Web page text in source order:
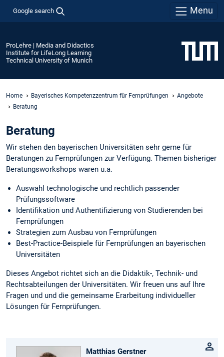
Google search Menu
ProLehre | Media and Didactics
Institute for LifeLong Learning
Technical University of Munich
Home Bayerisches Kompetenzzentrum für Fernprüfungen
Angebote
Beratung
Beratung
Wir stehen den bayerischen Universitäten sehr gerne für
Beratungen zu Fernprüfungen zur Verfügung. Themen bisheriger
Beratungsworkshops waren u.a.
Auswahl technologische und rechtlich passender
Prüfungssoftware
Identifikation und Authentifizierung von Studierenden bei
Fernprüfungen
Strategien zum Ausbau von Fernprüfungen
Best-Practice-Beispiele für Fernprüfungen an bayerischen
Universitäten
Dieses Angebot richtet sich an die Didaktik-, Technik- und
Rechtsabteilungen der Universitäten. Wir freuen uns auf Ihre
Fragen und und die gemeinsame Erarbeitung individueller
Lösungen für Fernprüfungen.
Matthias Gerstner